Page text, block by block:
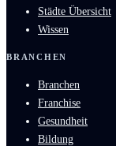
Städte Übersicht
Wissen
BRANCHEN
Branchen
Franchise
Gesundheit
Bildung